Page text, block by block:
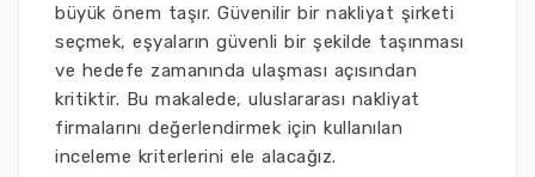
büyük önem taşır. Güvenilir bir nakliyat şirketi
seçmek, eşyaların güvenli bir şekilde taşınması
ve hedefe zamanında ulaşması açısından
kritiktir. Bu makalede, uluslararası nakliyat
firmalarını değerlendirmek için kullanılan
inceleme kriterlerini ele alacağız.